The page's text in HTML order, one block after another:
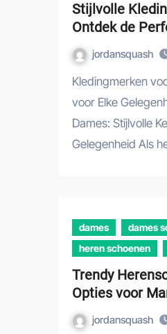
Stijlvolle
Ontdek de
jordansquash
Kledingmerken voor Dames: Stijlvolle Keuzes
voor Elke
Dames: Stijlvolle
Gelegenheid Als
dames dames
heren schoenen
Trendy
Opties voor
jordansquash